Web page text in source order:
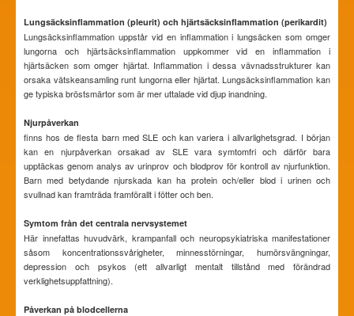
Lungsäcksinflammation (pleurit) och hjärtsäcksinflammation (perikardit)
Lungsäcksinflammation uppstår vid en inflammation i lungsäcken som omger
lungorna och hjärtsäcksinflammation uppkommer vid en inflammation i
hjärtsäcken som omger hjärtat. Inflammation i dessa vävnadsstrukturer kan
orsaka vätskeansamling runt lungorna eller hjärtat. Lungsäcksinflammation kan
ge typiska bröstsmärtor som är mer uttalade vid djup inandning.
Njurpåverkan
finns hos de flesta barn med SLE och kan variera i allvarlighetsgrad. I början
kan en njurpåverkan orsakad av SLE vara symtomfri och därför bara
upptäckas genom analys av urinprov och blodprov för kontroll av njurfunktion.
Barn med betydande njurskada kan ha protein och/eller blod i urinen och
svullnad kan framträda framförallt i fötter och ben.
Symtom från det centrala nervsystemet
Här innefattas huvudvärk, krampanfall och neuropsykiatriska manifestationer
såsom koncentrationssvårigheter, minnesstörningar, humörsvängningar,
depression och psykos (ett allvarligt mentalt tillstånd med förändrad
verklighetsuppfattning).
Påverkan på blodcellerna